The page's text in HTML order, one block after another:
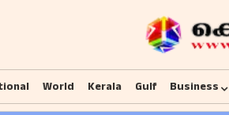
World Kerala Gulf Business